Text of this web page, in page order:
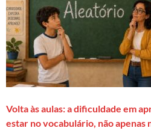
Volta às aulas: a dificuldade em
estar no vocabulário, não apenas